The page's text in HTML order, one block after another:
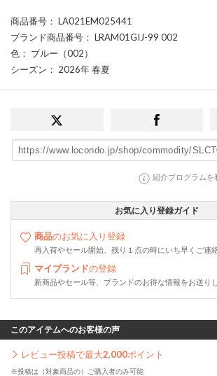
商品番号 ： LA021EM025441
ブランド商品番号 ： LRAM01GIJ-99 002
色 ： ブルー（002）
シーズン ： 2026年 春夏
紹介プログラムを
お気に入り登録ガイド
商品のお気に入り登録
再入荷やセール開始、残り１点の時にいち早くご連
マイブランドの登録
新商品やセール等、ブランドのお得な情報をお送り
このアイテムへのお客様の声
レビュー投稿で最大2,000ポイント
※投稿は（対象商品の）ご購入者のみ可能